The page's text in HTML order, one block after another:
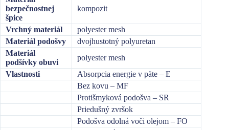
bezpečnostnej
špice
kompozit
Vrchný materiál
polyester mesh
Materiál podošvy
dvojhustotný polyuretan
Materiál
podšívky obuvi
polyester mesh
Vlastnosti
Absorpcia energie v päte – E
Bez kovu – MF
Protišmyková podošva – SR
Priedušný zvršok
Podošva odolná voči olejom – FO